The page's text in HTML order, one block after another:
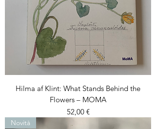
Hilma af Klint: What Stands Behind the
Flowers – MOMA
Prezzo
52,00 €
Novità